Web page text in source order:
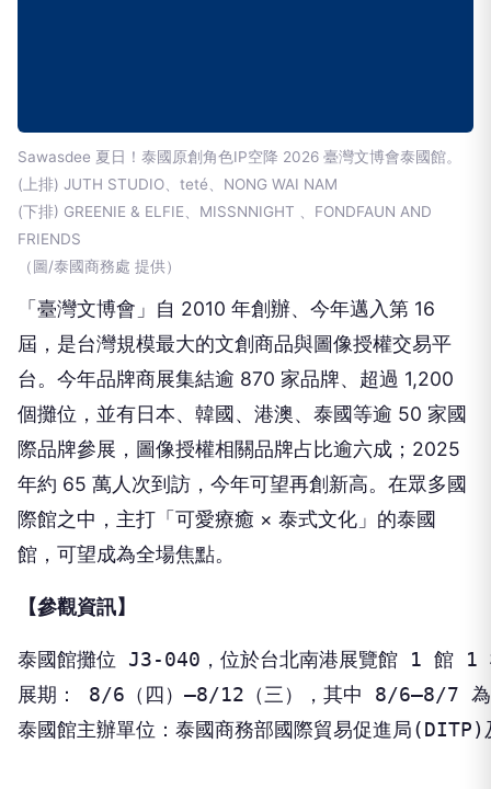
Sawasdee 夏日！泰國原創角色IP空降 2026 臺灣文博會泰國館。
(上排) JUTH STUDIO、teté、NONG WAI NAM
(下排) GREENIE & ELFIE、MISSNNIGHT 、FONDFAUN AND
FRIENDS
（圖/泰國商務處 提供）
「臺灣文博會」自 2010 年創辦、今年邁入第 16
屆，是台灣規模最大的文創商品與圖像授權交易平
台。今年品牌商展集結逾 870 家品牌、超過 1,200
個攤位，並有日本、韓國、港澳、泰國等逾 50 家國
際品牌參展，圖像授權相關品牌占比逾六成；2025
年約 65 萬人次到訪，今年可望再創新高。在眾多國
際館之中，主打「可愛療癒 × 泰式文化」的泰國
館，可望成為全場焦點。
【參觀資訊】
泰國館攤位 J3-040，位於台北南港展覽館 1 館 1
展期： 8/6（四）–8/12（三），其中 8/6–8/7 為
泰國館主辦單位：泰國商務部國際貿易促進局(DITP)